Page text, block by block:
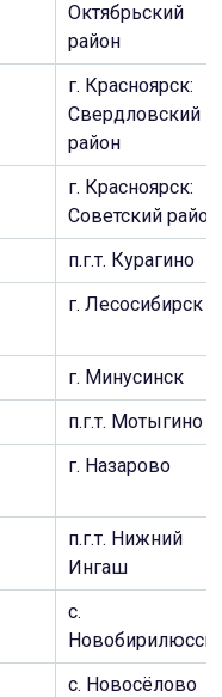
Октябрьский
район
г. Красноярск:
Свердловский
район
г. Красноярск:
Советский район
п.г.т. Курагино
г. Лесосибирск
г. Минусинск
п.г.т. Мотыгино
г. Назарово
п.г.т. Нижний
Ингаш
с.
Новобирилюссы
с. Новосёлово